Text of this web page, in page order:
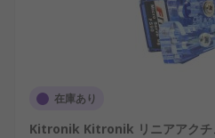
在庫あり
Kitronik Kitronik リニアアクチ